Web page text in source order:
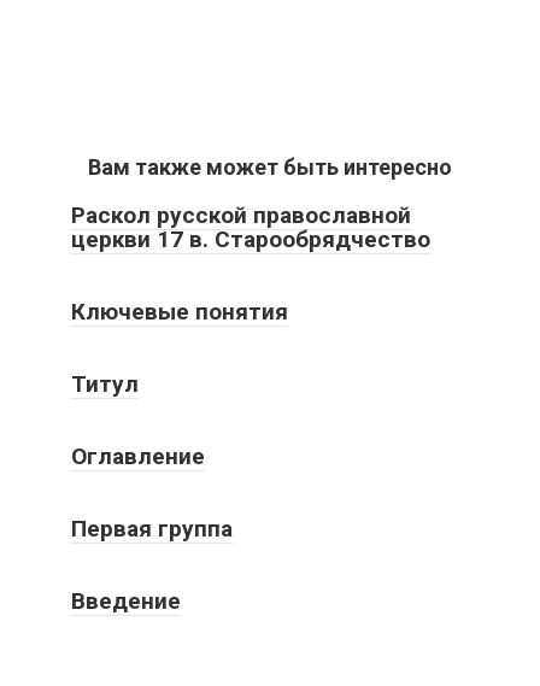
Вам также может быть интересно
Раскол русской православной
церкви 17 в. Старообрядчество
Ключевые понятия
Титул
Оглавление
Первая группа
Введение